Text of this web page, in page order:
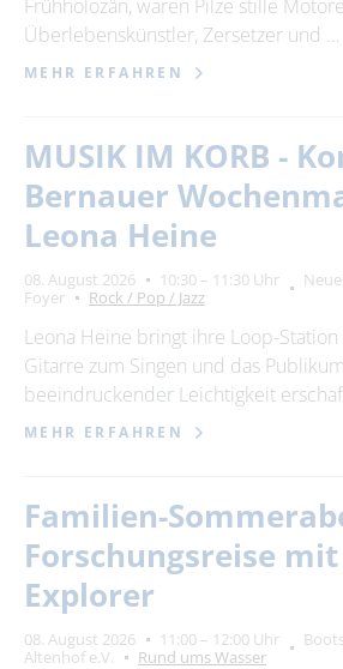
Frühholozän, waren Pilze stille
Überlebenskünstler, Zersetzer und …
MEHR ERFAHREN
MUSIK IM KORB -
Bernauer
Leona Heine
08. August 2026 10:30 – 11:30 Uhr
Foyer
Rock / Pop / Jazz
Leona Heine bringt ihre Loop-
Gitarre zum Singen und das
beeindruckender Leichtigkeit
MEHR ERFAHREN
Familien-
Forschungsreise
Explorer
08. August 2026 11:00 – 12:00 Uhr
Altenhof e.V.
Rund ums Wasser